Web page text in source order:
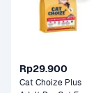
Rp29.900
Cat Choize Plus